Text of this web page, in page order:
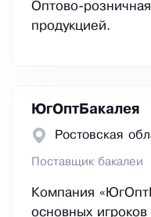
Оптово-
продукцией.
ЮгОптБакалея
Ростовская
Поставщик бакалеи
Компания
основных